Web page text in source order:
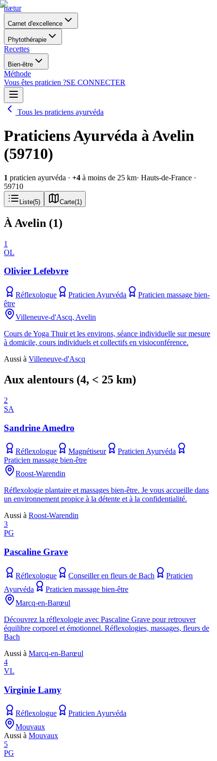
nætur
Carnet d'excellence
Phytothérapie
Recettes
Bien-être
Méthode
Vous êtes praticien ?SE CONNECTER
Tous les praticiens ayurvéda
Praticiens Ayurvéda à Avelin
(59710)
1 praticien ayurvéda · +4 à moins de 25 km· Hauts-de-France ·
59710
Liste(5) Carte(1 )
À Avelin (1)
1
OL
Olivier Lefebvre
Réflexologue Praticien Ayurvéda
Praticien massage bien-
être
Villeneuve-d'Ascq, Avelin
Cours de Yoga Thuir et les environs, séance individuelle sur mesure
à domicile, cours individuels et collectifs en visioconférence.
Aussi à Villeneuve-d'Ascq
Aux alentours (4, < 25 km)
2
SA
Sandrine Amedro
Réflexologue Magnétiseur
Praticien Ayurvéda
Praticien massage bien-être
Roost-Warendin
Réflexologie plantaire et massages bien-être. Je vous accueille dans
un environnement propice à la détente et à la confidentialité.
Aussi à Roost-Warendin
3
PG
Pascaline Grave
Réflexologue Conseiller en fleurs de Bach
Praticien
Ayurvéda
Praticien massage bien-être
Marcq-en-Barœul
Découvrez la réflexologie avec Pascaline Grave pour retrouver
équilibre corporel et émotionnel. Réflexologies, massages, fleurs de
Bach
Aussi à Marcq-en-Barœul
4
VL
Virginie Lamy
Réflexologue
Praticien Ayurvéda
Mouvaux
Aussi à Mouvaux
5
PG